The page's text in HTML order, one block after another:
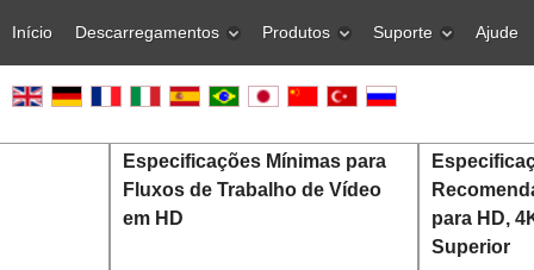
Início Descarregamentos Produtos Suporte Ajude
Especificações Mínimas para
Fluxos de Trabalho de Vídeo
em HD
para HD,
Superior